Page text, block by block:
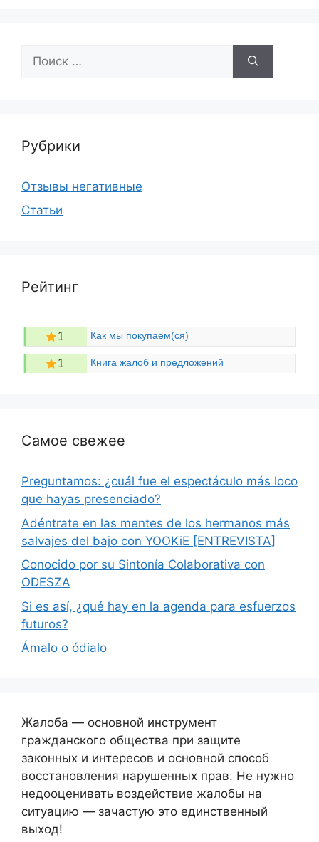
Рубрики
Отзывы негативные
Статьи
Рейтинг
1 Как мы покупаем(ся)
1 Книга жалоб и предложений
Самое свежее
Preguntamos: ¿cuál fue el espectáculo más loco
que hayas presenciado?
Adéntrate en las mentes de los hermanos más
salvajes del bajo con YOOKiE [ENTREVISTA]
Conocido por su Sintonía Colaborativa con
ODESZA
Si es así, ¿qué hay en la agenda para esfuerzos
futuros?
Ámalo o ódialo
Жалоба — основной инструмент
гражданского общества при защите
законных и интересов и основной способ
восстановления нарушенных прав. Не нужно
недооценивать воздействие жалобы на
ситуацию — зачастую это единственный
выход!